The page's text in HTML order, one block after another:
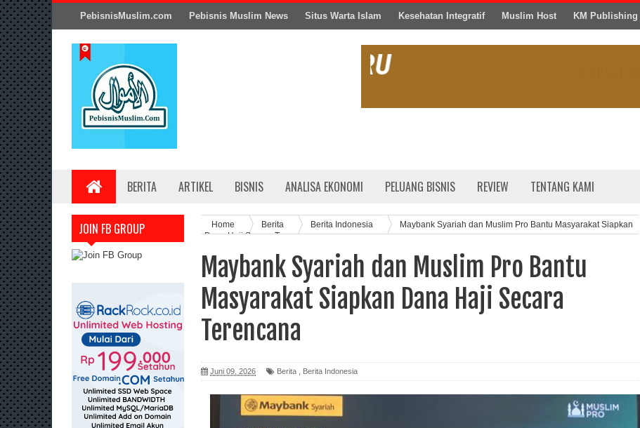
PebisnisMuslim.com Pebisnis Muslim News Situs Warta Islam Kesehatan Integratif Muslim Host KM Publishing
BERITA ARTIKEL BISNIS ANALISA EKONOMI PELUANG BISNIS REVIEW TENTANG KAMI
JOIN FB GROUP Home Berita Berita Indonesia
Maybank Syariah dan Muslim Pro Bantu Masyarakat Siapkan
Dana Haji Secara Terencana
Maybank Syariah dan Muslim Pro Bantu
Masyarakat Siapkan Dana Haji Secara
Terencana
Juni 09, 2026 Berita Berita Indonesia